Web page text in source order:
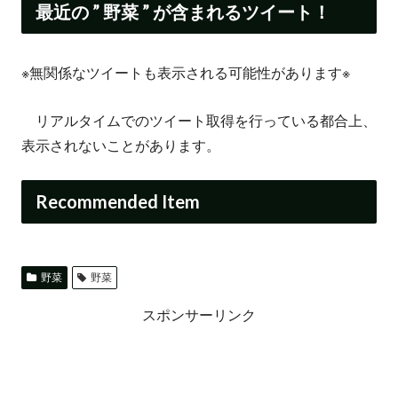
最近の ” 野菜 ” が含まれるツイート！
※無関係なツイートも表示される可能性があります※
リアルタイムでのツイート取得を行っている都合上、
表示されないことがあります。
Recommended Item
野菜 野菜
スポンサーリンク